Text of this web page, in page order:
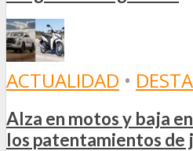
ACTUALIDAD •
Alza en motos y baja
los patentamientos de